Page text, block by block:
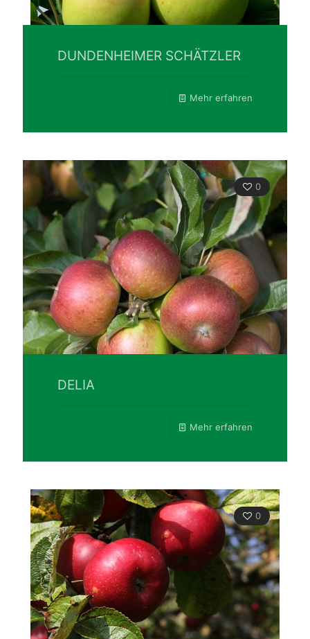
DUNDENHEIMER SCHÄTZLER
Mehr erfahren
0
DELIA
Mehr erfahren
0